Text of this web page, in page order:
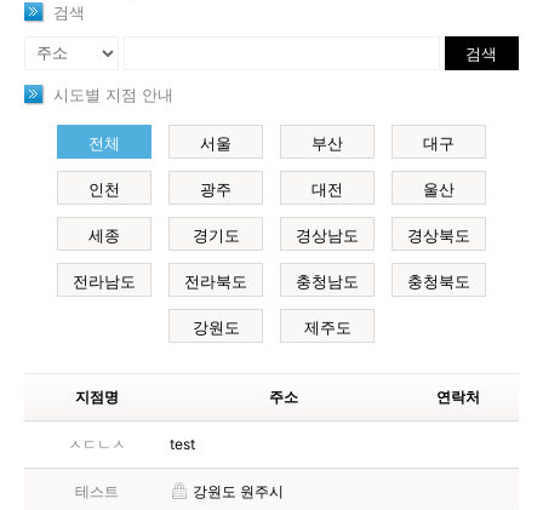
검색
검색
시도별 지점 안내
전체 서울 부산 대구
인천 광주 대전 울산
세종 경기도 경상남도 경상북도
전라남도 전라북도 충청남도 충청북도
강원도 제주도
지점명 주소 연락처
ㅅㄷㄴㅅ test
테스트 강원도 원주시